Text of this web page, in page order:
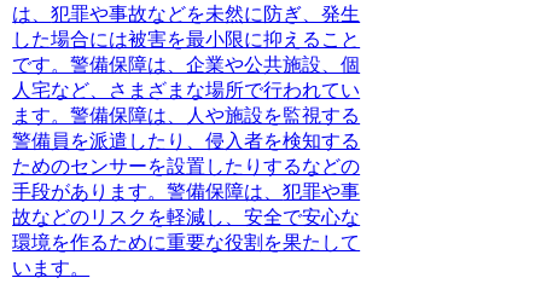
は、犯罪や事故などを未然に防ぎ、発生
した場合には被害を最小限に抑えること
です。警備保障は、企業や公共施設、個
人宅など、さまざまな場所で行われてい
ます。警備保障は、人や施設を監視する
警備員を派遣したり、侵入者を検知する
ためのセンサーを設置したりするなどの
手段があります。警備保障は、犯罪や事
故などのリスクを軽減し、安全で安心な
環境を作るために重要な役割を果たして
います。